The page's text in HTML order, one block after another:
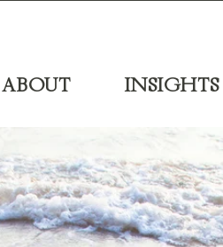
ABOUT INSIGHTS